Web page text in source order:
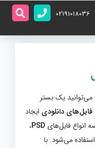
02191018036
می‌توانید یک بستر
دانلودی ایجاد
انواع فایل‌های PSD،
می‌شود. با